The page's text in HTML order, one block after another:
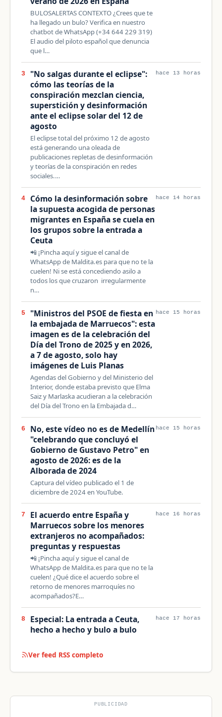
BULOSALERTAS CONTEXTO ¿Crees que te
ha llegado un bulo? Verifica en nuestro
chatbot de WhatsApp (+34 644 229 319)
El audio del piloto español que denuncia
que l…
3
"No salgas durante el eclipse":
cómo las teorías de la
conspiración mezclan ciencia,
superstición y desinformación
ante el eclipse solar del 12 de
agosto
El eclipse total del próximo 12 de agosto
está generando una oleada de
publicaciones repletas de desinformación
y teorías de la conspiración en redes
sociales.…
hace 13 horas
4
Cómo la desinformación sobre
la supuesta acogida de personas
migrantes en España se cuela en
los grupos sobre la entrada a
Ceuta
📲 ¡Pincha aquí y sigue el canal de
WhatsApp de Maldita.es para que no te la
cuelen! Ni se está concediendo asilo a
todos los que cruzaron irregularmente
n…
hace 14 horas
5
"Ministros del PSOE de fiesta en
la embajada de Marruecos": esta
imagen es de la celebración del
Día del Trono de 2025 y en 2026,
a 7 de agosto, solo hay
imágenes de Luis Planas
Agendas del Gobierno y del Ministerio del
Interior, donde estaba previsto que Elma
Saiz y Marlaska acudieran a la celebración
del Día del Trono en la Embajada d…
hace 15 horas
6
No, este vídeo no es de Medellín
"celebrando que concluyó el
Gobierno de Gustavo Petro" en
agosto de 2026: es de la
Alborada de 2024
Captura del vídeo publicado el 1 de
diciembre de 2024 en YouTube.
hace 15 horas
7
El acuerdo entre España y
Marruecos sobre los menores
extranjeros no acompañados:
preguntas y respuestas
📲 ¡Pincha aquí y sigue el canal de
WhatsApp de Maldita.es para que no te la
cuelen! ¿Qué dice el acuerdo sobre el
retorno de menores marroquíes no
acompañados?E…
hace 16 horas
8
Especial: La entrada a Ceuta,
hecho a hecho y bulo a bulo
hace 17 horas
Ver feed RSS completo
PUBLICIDAD